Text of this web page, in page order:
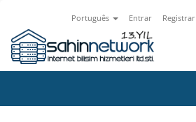
Português Entrar Registrar